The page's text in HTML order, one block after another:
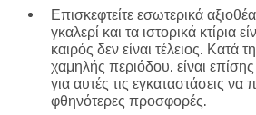
Επισκεφτείτε εσωτερικά
γκαλερί και τα ιστορικά κτίρια
καιρός δεν είναι τέλειος. Κατά
χαμηλής περιόδου, είναι
για αυτές τις εγκαταστάσεις
φθηνότερες προσφορές.